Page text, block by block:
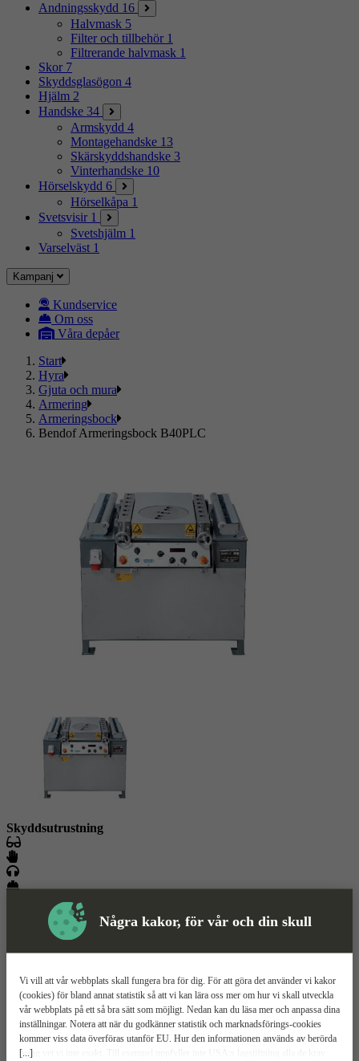
Några kakor, för vår och din skull
[...]
Vi vill att vår webbplats skall fungera bra för dig. För att göra det använder vi kakor
(cookies) för bland annat statistik så att vi kan lära oss mer om hur vi skall utveckla
vår webbplats på ett så bra sätt som möjligt. Nedan kan du läsa mer och anpassa dina
inställningar. Notera att när du godkänner statistik och marknadsförings-cookies
kommer viss data överföras utanför EU. Hur den informationen används av berörda
bolag vet vi inte exakt. Till exempel uppfyller inte USA:s lagstiftning alla de krav
Andningsskydd 16
Halvmask 5
Filter och tillbehör 1
Filtrerande halvmask 1
Skor 7
Skyddsglasögon 4
Hjälm 2
Handske 34
Armskydd 4
Montagehandske 13
Skärskyddshandske 3
Vinterhandske 10
Hörselskydd 6
Hörselkåpa 1
Svetsvisir 1
Svetshjälm 1
Varselväst 1
Kampanj
Kundservice
Om oss
Våra depåer
Start
Hyra
Gjuta och mura
Armering
Armeringsbock
Bendof Armeringsbock B40PLC
Skyddsutrustning
Armeringsbock
Bendof B40PLC
Klarar 40 mm armering
Sex inställbara lägen
Fotpedal och handkontroll
Relaterade
Mer information Teknisk spec
Manualer & dokument
Upp